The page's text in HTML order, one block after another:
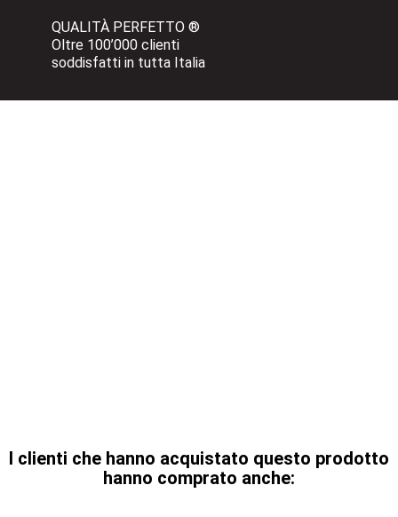
QUALITÀ PERFETTO ®
Oltre 100’000 clienti
soddisfatti in tutta Italia
I clienti che hanno acquistato questo prodotto
hanno comprato anche: